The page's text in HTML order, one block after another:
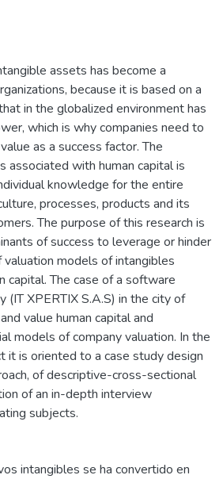
assets has become a
because it is based on a
in the globalized environment has
which is why companies need to
as a success factor. The
associated with human capital is
knowledge for the entire
processes, products and its
The purpose of this research is
of success to leverage or hinder
models of intangibles
capital. The case of a software
(IT XPERTIX S.A.S) in the city of
value human capital and
models of company valuation. In the
it is oriented to a case study design
of descriptive-cross-sectional
of an in-depth interview
subjects.
intangibles se ha convertido en